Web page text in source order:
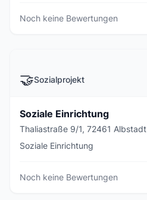
Noch keine Bewertungen
🤝Sozialprojekt
Soziale Einrichtung
Thaliastraße 9/1, 72461 Albstadt
Soziale Einrichtung
Noch keine Bewertungen